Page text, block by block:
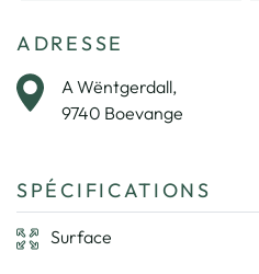
ADRESSE
A Wëntgerdall,
9740 Boevange
SPÉCIFICATIONS
Surface